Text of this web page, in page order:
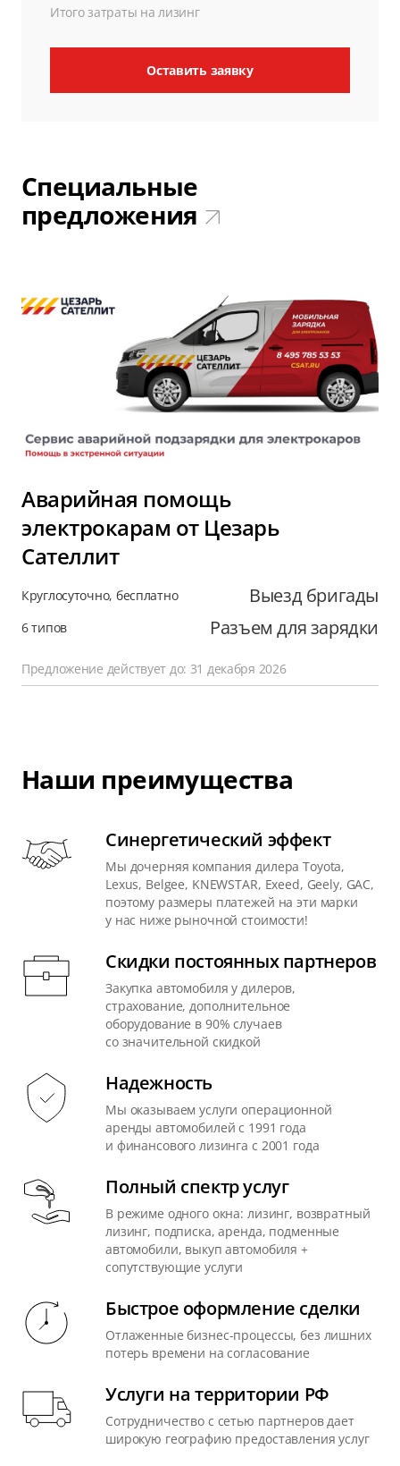
Итого затраты на лизинг
Оставить заявку
Специальные
предложения
Аварийная помощь
электрокарам от Цезарь
Сателлит
Круглосуточно, бесплатно Выезд бригады
6 типов Разъем для зарядки
Предложение действует до: 31 декабря 2026
Наши преимущества
Синергетический эффект
Мы дочерняя компания дилера Toyota,
Lexus, Belgee, KNEWSTAR, Exeed, Geely, GAC,
поэтому размеры платежей на эти марки
у нас ниже рыночной стоимости!
Скидки постоянных партнеров
Закупка автомобиля у дилеров,
страхование, дополнительное
оборудование в 90% случаев
со значительной скидкой
Надежность
Мы оказываем услуги операционной
аренды автомобилей с 1991 года
и финансового лизинга с 2001 года
Полный спектр услуг
В режиме одного окна: лизинг, возвратный
лизинг, подписка, аренда, подменные
автомобили, выкуп автомобиля +
сопутствующие услуги
Быстрое оформление сделки
Отлаженные бизнес-процессы, без лишних
потерь времени на согласование
Услуги на территории РФ
Сотрудничество с сетью партнеров дает
широкую географию предоставления услуг